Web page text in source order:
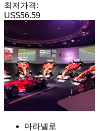
최저가격:
US$56.59
마라넬로